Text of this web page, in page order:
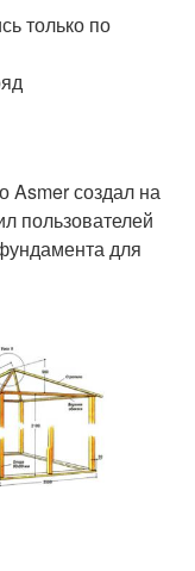
только по
Asmer создал на
пользователей
для